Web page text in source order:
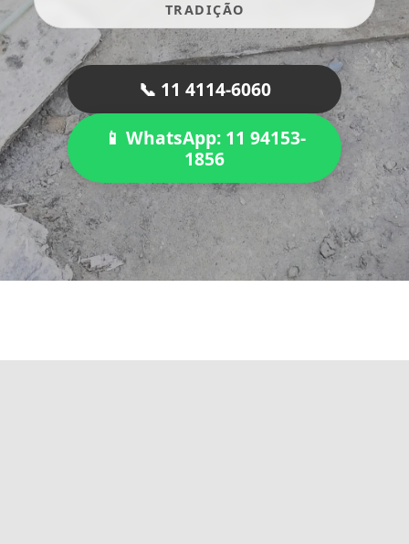
TRADIÇÃO
📞 11 4114-6060
📱 WhatsApp: 11 94153-
1856